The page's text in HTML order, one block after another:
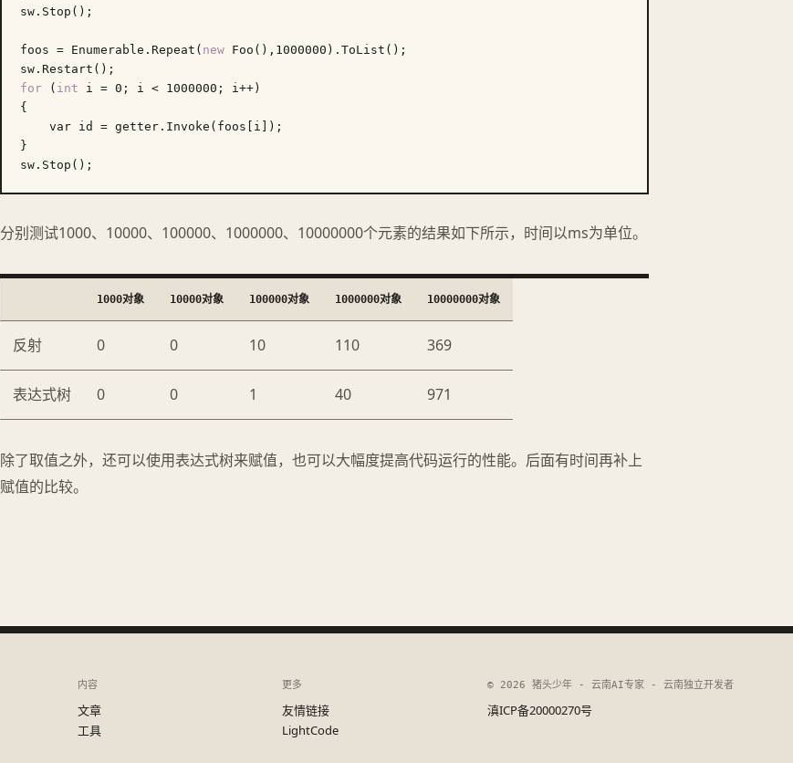
sw.Stop();
foos = Enumerable.Repeat( new Foo(), 1000000 ).ToList();
for ( int i = 0 ; i < 1000000 ; i++)
{
    var id = getter.Invoke(foos[i]);
}
分别测试1000、10000、100000、1000000、10000000个元素的结果如下所示，时间以ms为单位。
1000对象 10000对象 100000对象 1000000对象 10000000对象
反射 0 0 10 110 369
表达式树 0 0 1 40 971
除了取值之外，还可以使用表达式树来赋值，也可以大幅度提高代码运行的性能。后面有时间再补上
赋值的比较。
内容
文章
工具
更多
友情链接
LightCode
© 2026 猪头少年 - 云南AI专家 - 云南独立开发者
滇ICP备20000270号